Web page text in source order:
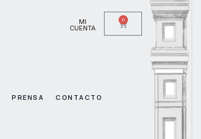
MI
CUENTA
0
PRENSA CONTACTO